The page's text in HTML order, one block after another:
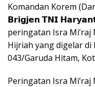
Komandan Korem
𝗕𝗿𝗶𝗴𝗷𝗲𝗻 𝗧𝗡𝗜
peringatan Isra Mi’raj
Hijriah yang digelar
043/Garuda Hitam,
Peringatan Isra